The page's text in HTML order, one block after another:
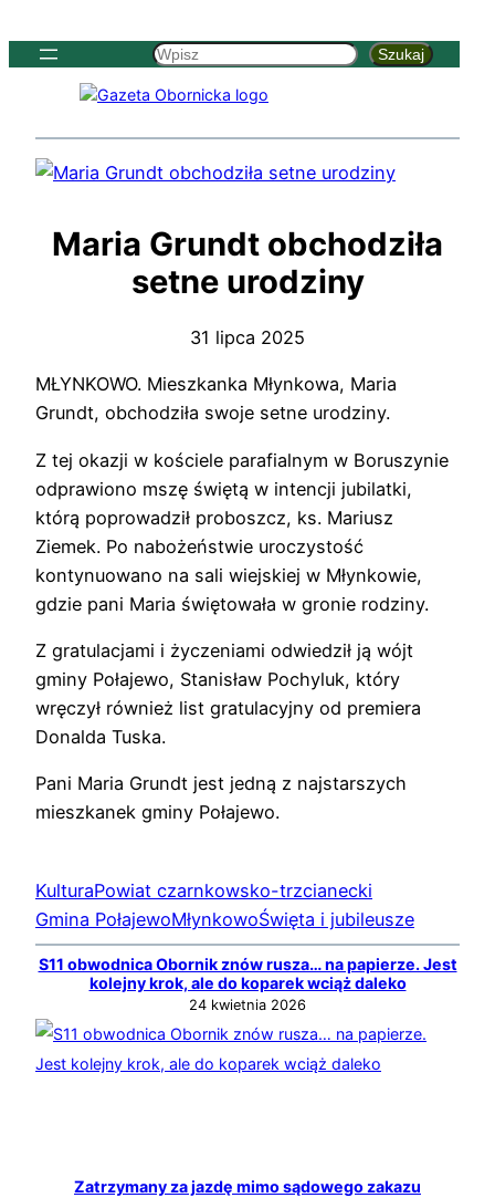
Szukaj
Szukaj
Maria Grundt obchodziła
setne urodziny
31 lipca 2025
MŁYNKOWO. Mieszkanka Młynkowa, Maria
Grundt, obchodziła swoje setne urodziny.
Z tej okazji w kościele parafialnym w Boruszynie
odprawiono mszę świętą w intencji jubilatki,
którą poprowadził proboszcz, ks. Mariusz
Ziemek. Po nabożeństwie uroczystość
kontynuowano na sali wiejskiej w Młynkowie,
gdzie pani Maria świętowała w gronie rodziny.
Z gratulacjami i życzeniami odwiedził ją wójt
gminy Połajewo, Stanisław Pochyluk, który
wręczył również list gratulacyjny od premiera
Donalda Tuska.
Pani Maria Grundt jest jedną z najstarszych
mieszkanek gminy Połajewo.
KulturaPowiat czarnkowsko-trzcianecki
Gmina PołajewoMłynkowoŚwięta i jubileusze
S11 obwodnica Obornik znów rusza… na papierze. Jest
kolejny krok, ale do koparek wciąż daleko
24 kwietnia 2026
Zatrzymany za jazdę mimo sądowego zakazu